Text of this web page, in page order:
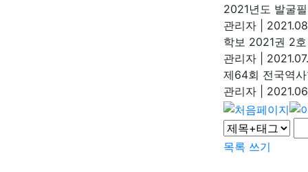
2021년도 발굴
관리자
학보 2021권 2
관리자
제64회 전국역
관리자
목록 쓰기